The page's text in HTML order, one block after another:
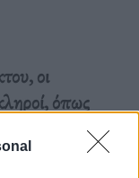
οι
όπως